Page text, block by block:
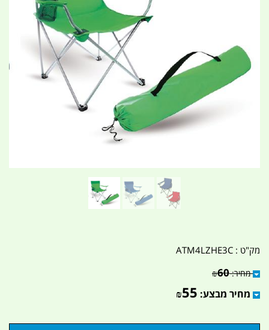
מק"ט : ATM4LZHE3C
מחיר: ₪60
מחיר מבצע: ₪55